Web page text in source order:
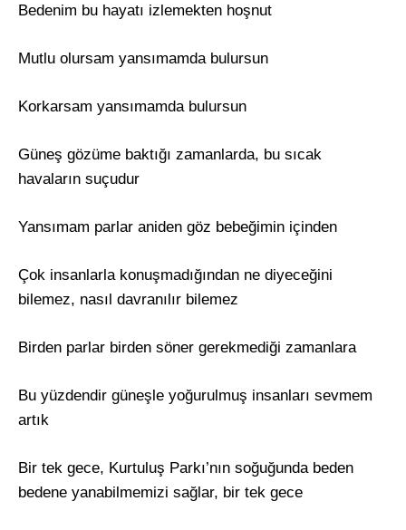
Bedenim bu hayatı izlemekten hoşnut
Mutlu olursam yansımamda bulursun
Korkarsam yansımamda bulursun
Güneş gözüme baktığı zamanlarda, bu sıcak
havaların suçudur
Yansımam parlar aniden göz bebeğimin içinden
Çok insanlarla konuşmadığından ne diyeceğini
bilemez, nasıl davranılır bilemez
Birden parlar birden söner gerekmediği zamanlara
Bu yüzdendir güneşle yoğurulmuş insanları sevmem
artık
Bir tek gece, Kurtuluş Parkı’nın soğuğunda beden
bedene yanabilmemizi sağlar, bir tek gece